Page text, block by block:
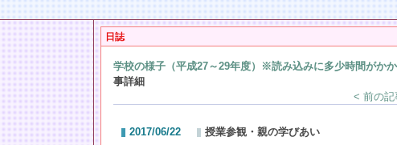
日誌
学校の様子（平成27～29年度）※読み込みに多少時間がかか
事詳細
< 前の記
2017/06/22 授業参観・親の学びあい